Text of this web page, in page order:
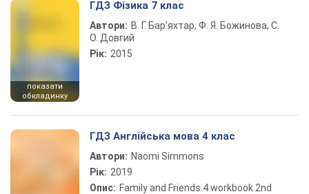
показати
обкладинку
ГДЗ Фізика 7 клас
Автори: В. Г. Бар’яхтар, Ф. Я. Божинова, С.
О. Довгий
Рік: 2015
ГДЗ Англійська мова 4 клас
Автори: Naomi Simmons
Рік: 2019
Опис: Family and Friends 4 workbook 2nd